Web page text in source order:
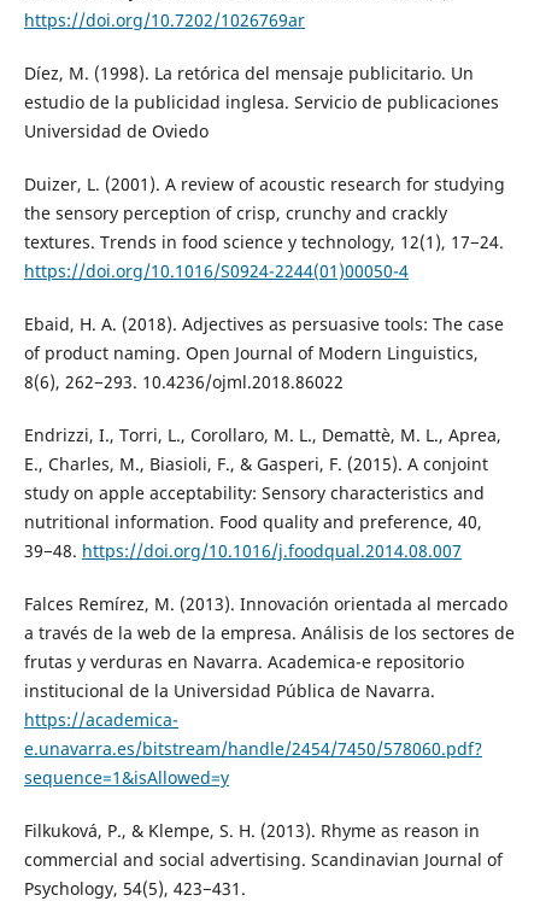
https://doi.org/10.7202/1026769ar
Díez, M. (1998). La retórica del mensaje publicitario. Un
estudio de la publicidad inglesa. Servicio de publicaciones
Universidad de Oviedo
Duizer, L. (2001). A review of acoustic research for studying
the sensory perception of crisp, crunchy and crackly
textures. Trends in food science y technology, 12(1), 17−24.
https://doi.org/10.1016/S0924-2244(01)00050-4
Ebaid, H. A. (2018). Adjectives as persuasive tools: The case
of product naming. Open Journal of Modern Linguistics,
8(6), 262−293. 10.4236/ojml.2018.86022
Endrizzi, I., Torri, L., Corollaro, M. L., Demattè, M. L., Aprea,
E., Charles, M., Biasioli, F., & Gasperi, F. (2015). A conjoint
study on apple acceptability: Sensory characteristics and
nutritional information. Food quality and preference, 40,
39−48. https://doi.org/10.1016/j.foodqual.2014.08.007
Falces Remírez, M. (2013). Innovación orientada al mercado
a través de la web de la empresa. Análisis de los sectores de
frutas y verduras en Navarra. Academica-e repositorio
institucional de la Universidad Pública de Navarra.
https://academica-
e.unavarra.es/bitstream/handle/2454/7450/578060.pdf?
sequence=1&isAllowed=y
Filkuková, P., & Klempe, S. H. (2013). Rhyme as reason in
commercial and social advertising. Scandinavian Journal of
Psychology, 54(5), 423−431.